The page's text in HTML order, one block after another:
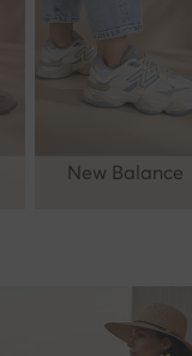
New Balance